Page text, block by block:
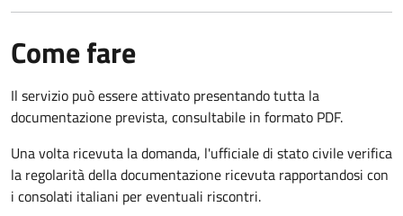
Come fare
Il servizio può essere attivato presentando tutta la
documentazione prevista, consultabile in formato PDF.
Una volta ricevuta la domanda, l'ufficiale di stato civile verifica
la regolarità della documentazione ricevuta rapportandosi con
i consolati italiani per eventuali riscontri.